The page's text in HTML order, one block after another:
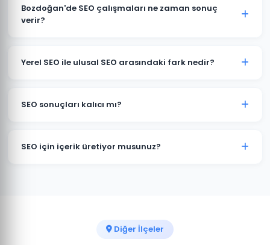
Bozdoğan'de SEO çalışmaları ne zaman sonuç
verir?
projelerimizde genellikle 3-6 ay içinde belirgin
Yerel SEO ile ulusal SEO arasındaki fark nedir?
hedefler; Google Haritalar ve "yakınımda" sorgularında
birleştiriyoruz.
SEO sonuçları kalıcı mı?
işletmenizin konumunu korur ve güçlendirir.
SEO için içerik üretiyor musunuz?
Diğer İlçeler